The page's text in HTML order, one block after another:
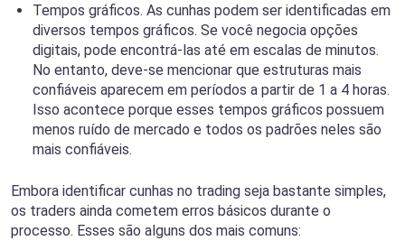
Tempos gráficos. As cunhas podem ser identificadas em
diversos tempos gráficos. Se você negocia opções
digitais, pode encontrá-las até em escalas de minutos.
No entanto, deve-se mencionar que estruturas mais
confiáveis aparecem em períodos a partir de 1 a 4 horas.
Isso acontece porque esses tempos gráficos possuem
menos ruído de mercado e todos os padrões neles são
mais confiáveis.
Embora identificar cunhas no trading seja bastante simples,
os traders ainda cometem erros básicos durante o
processo. Esses são alguns dos mais comuns: